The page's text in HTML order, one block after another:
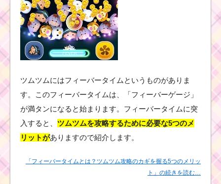
ツムツムにはフィーバータイムというものがありま
す。このフィーバータイムは、「フィーバーゲージ」
が満タンになると始まります。フィーバータイムに突
入すると、 ツムツムを攻略するために必要な5つのメ
リットがありますので紹介します。
「フィーバータイムとは？ツムツム攻略のカギを握る5つのメリッ
ト」の続きを読む…